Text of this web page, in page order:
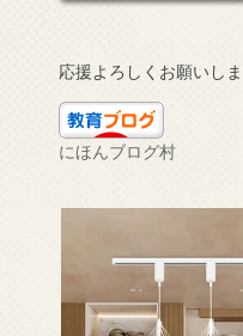
応援よろしくお願いし
にほんブログ村